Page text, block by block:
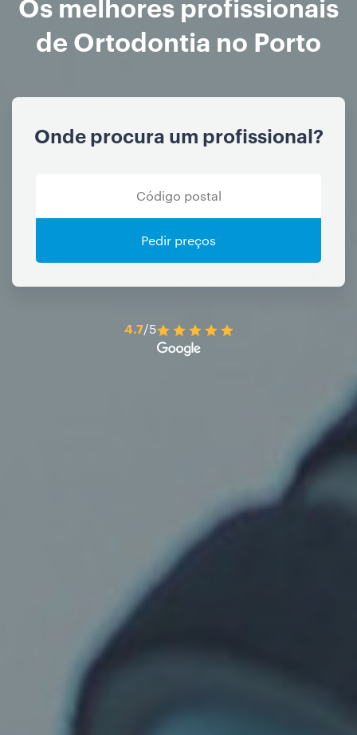
de Ortodontia no Porto
Onde procura um profissional?
Pedir preços
4.7/5